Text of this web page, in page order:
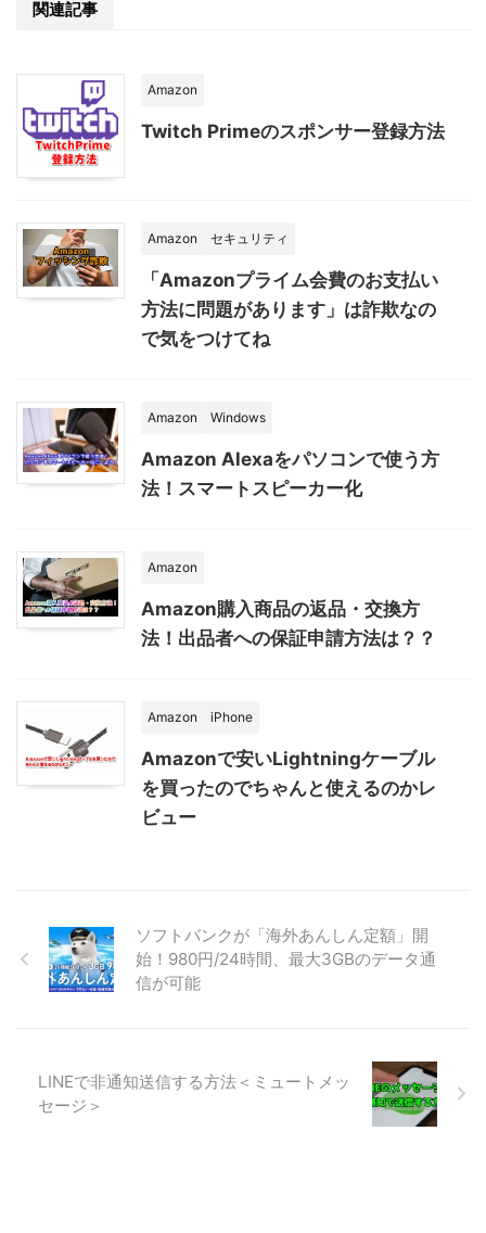
関連記事
Amazon
Twitch Primeのスポンサー登録方法
Amazon セキュリティ
「Amazonプライム会費のお支払い
方法に問題があります」は詐欺なの
で気をつけてね
Amazon Windows
Amazon Alexaをパソコンで使う方
法！スマートスピーカー化
Amazon
Amazon購入商品の返品・交換方
法！出品者への保証申請方法は？？
Amazon iPhone
Amazonで安いLightningケーブル
を買ったのでちゃんと使えるのかレ
ビュー
ソフトバンクが「海外あんしん定額」開
始！980円/24時間、最大3GBのデータ通
信が可能
LINEで非通知送信する方法＜ミュートメッ
セージ＞